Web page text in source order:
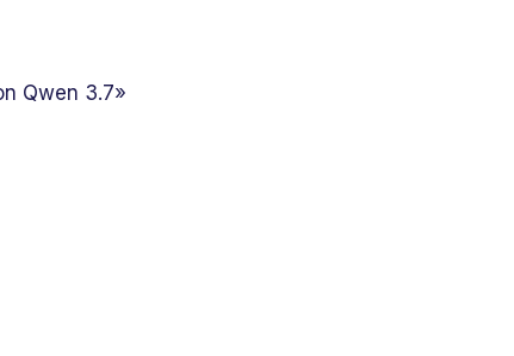
Qwen 3.7»